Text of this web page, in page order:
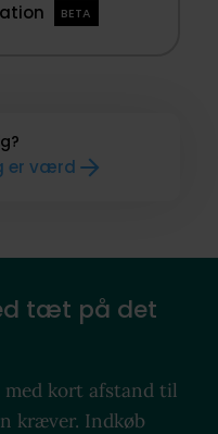
BETA
er værd
tæt på det
med kort afstand til
kræver. Indkøb